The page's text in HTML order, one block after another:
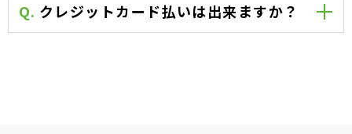
Q. クレジットカード払いは出来ますか？